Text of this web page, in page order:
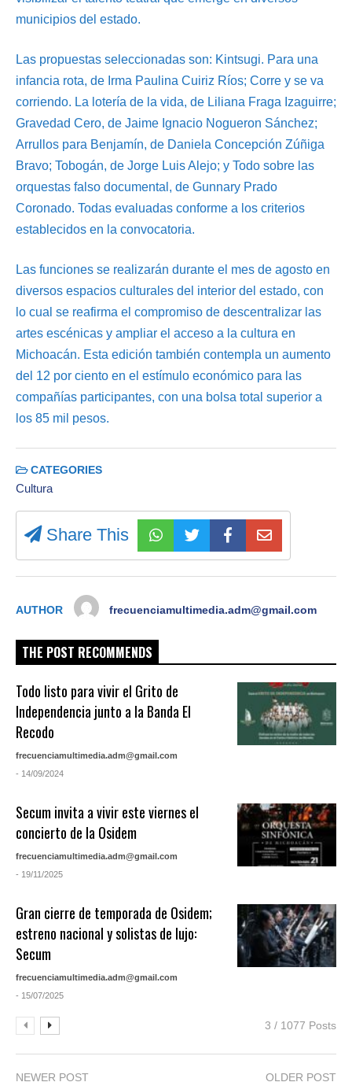
municipios del estado.
Las propuestas seleccionadas son: Kintsugi. Para una
infancia rota, de Irma Paulina Cuiriz Ríos; Corre y se va
corriendo. La lotería de la vida, de Liliana Fraga Izaguirre;
Gravedad Cero, de Jaime Ignacio Nogueron Sánchez;
Arrullos para Benjamín, de Daniela Concepción Zúñiga
Bravo; Tobogán, de Jorge Luis Alejo; y Todo sobre las
orquestas falso documental, de Gunnary Prado
Coronado. Todas evaluadas conforme a los criterios
establecidos en la convocatoria.
Las funciones se realizarán durante el mes de agosto en
diversos espacios culturales del interior del estado, con
lo cual se reafirma el compromiso de descentralizar las
artes escénicas y ampliar el acceso a la cultura en
Michoacán. Esta edición también contempla un aumento
del 12 por ciento en el estímulo económico para las
compañías participantes, con una bolsa total superior a
los 85 mil pesos.
CATEGORIES
Cultura
Share This
AUTHOR frecuenciamultimedia.adm@gmail.com
THE POST RECOMMENDS
Todo listo para vivir el Grito de
Independencia junto a la Banda El
Recodo
frecuenciamultimedia.adm@gmail.com
- 14/09/2024
Secum invita a vivir este viernes el
concierto de la Osidem
frecuenciamultimedia.adm@gmail.com
- 19/11/2025
Gran cierre de temporada de Osidem;
estreno nacional y solistas de lujo:
Secum
frecuenciamultimedia.adm@gmail.com
- 15/07/2025
3 / 1077 Posts
NEWER POST OLDER POST